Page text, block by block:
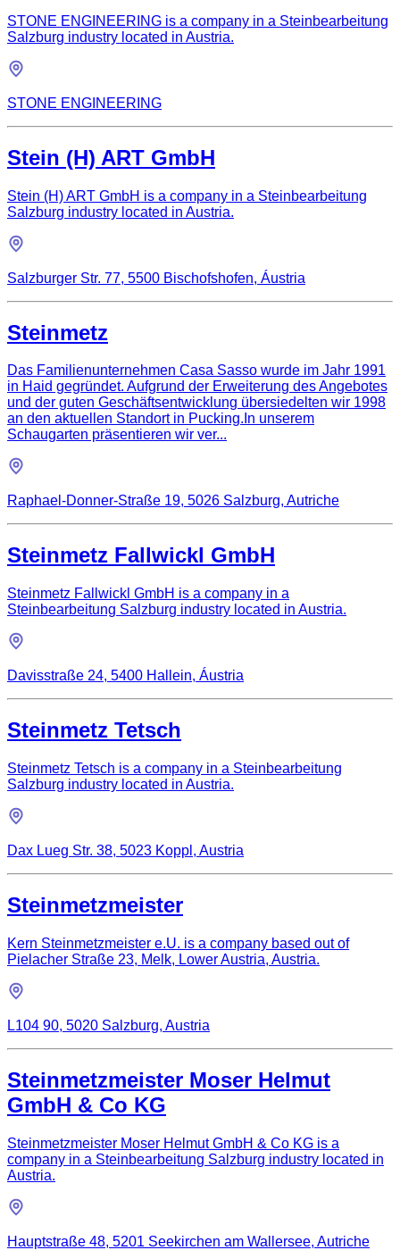
STONE ENGINEERING is a company in a Steinbearbeitung
Salzburg industry located in Austria.
STONE ENGINEERING
Stein (H) ART GmbH
Stein (H) ART GmbH is a company in a Steinbearbeitung
Salzburg industry located in Austria.
Salzburger Str. 77, 5500 Bischofshofen, Áustria
Steinmetz
Das Familienunternehmen Casa Sasso wurde im Jahr 1991
in Haid gegründet. Aufgrund der Erweiterung des Angebotes
und der guten Geschäftsentwicklung übersiedelten wir 1998
an den aktuellen Standort in Pucking.In unserem
Schaugarten präsentieren wir ver...
Raphael-Donner-Straße 19, 5026 Salzburg, Autriche
Steinmetz Fallwickl GmbH
Steinmetz Fallwickl GmbH is a company in a
Steinbearbeitung Salzburg industry located in Austria.
Davisstraße 24, 5400 Hallein, Áustria
Steinmetz Tetsch
Steinmetz Tetsch is a company in a Steinbearbeitung
Salzburg industry located in Austria.
Dax Lueg Str. 38, 5023 Koppl, Austria
Steinmetzmeister
Kern Steinmetzmeister e.U. is a company based out of
Pielacher Straße 23, Melk, Lower Austria, Austria.
L104 90, 5020 Salzburg, Austria
Steinmetzmeister Moser Helmut
GmbH & Co KG
Steinmetzmeister Moser Helmut GmbH & Co KG is a
company in a Steinbearbeitung Salzburg industry located in
Austria.
Hauptstraße 48, 5201 Seekirchen am Wallersee, Autriche